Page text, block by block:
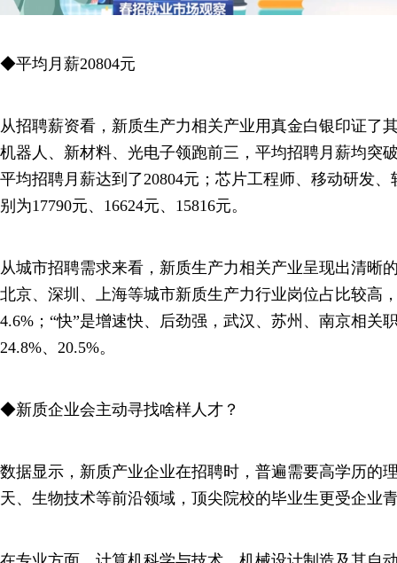
◆平均月薪20804元
从招聘薪资看，新质生产力相关产业用真金白银印证了
机器人、新材料、光电子领跑前三，平均招聘月薪均突
平均招聘月薪达到了20804元；芯片工程师、移动研发
别为17790元、16624元、15816元。
从城市招聘需求来看，新质生产力相关产业呈现出清晰
北京、深圳、上海等城市新质生产力行业岗位占比较高
4.6%；“快”是增速快、后劲强，武汉、苏州、南京相关
24.8%、20.5%。
◆新质企业会主动寻找啥样人才？
数据显示，新质产业企业在招聘时，普遍需要高学历的
天、生物技术等前沿领域，顶尖院校的毕业生更受企业